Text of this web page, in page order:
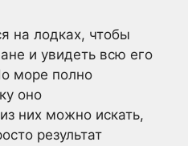
на лодках, чтобы
и увидеть всю его
море полно
оно
них можно искать,
результат